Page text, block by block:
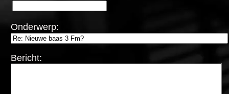
Onderwerp:
Bericht: